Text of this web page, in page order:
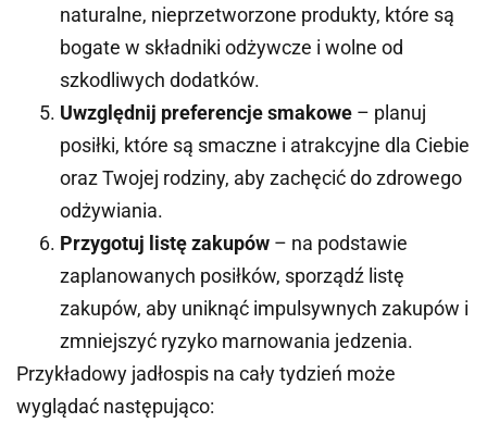
naturalne, nieprzetworzone produkty, które są
bogate w składniki odżywcze i wolne od
szkodliwych dodatków.
Uwzględnij preferencje smakowe – planuj
posiłki, które są smaczne i atrakcyjne dla Ciebie
oraz Twojej rodziny, aby zachęcić do zdrowego
odżywiania.
Przygotuj listę zakupów – na podstawie
zaplanowanych posiłków, sporządź listę
zakupów, aby uniknąć impulsywnych zakupów i
zmniejszyć ryzyko marnowania jedzenia.
Przykładowy jadłospis na cały tydzień może
wyglądać następująco: